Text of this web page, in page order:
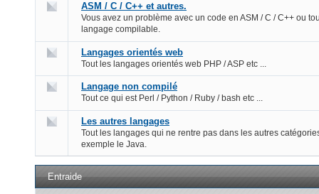
ASM / C / C++ et autres.
Vous avez un problème avec un code en ASM / C / C++ ou
langage compilable.
Langages orientés web
Tout les langages orientés web PHP / ASP etc ...
Langage non compilé
Tout ce qui est Perl / Python / Ruby / bash etc ...
Les autres langages
Tout les langages qui ne rentre pas dans les autres
exemple le Java.
Entraide